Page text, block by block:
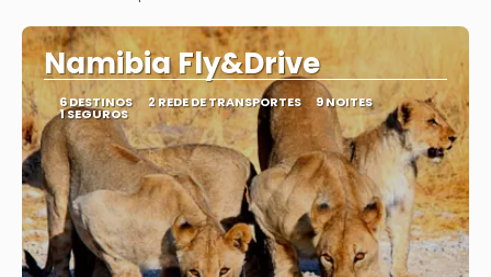
Namibia Fly&Drive
6 DESTINOS 2 REDE DE TRANSPORTES 9 NOITES
1 SEGUROS